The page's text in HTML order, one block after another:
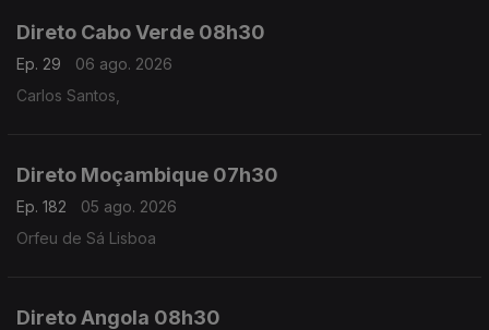
Direto Cabo Verde 08h30
Ep. 29
06 ago. 2026
Carlos Santos,
Direto Moçambique 07h30
Ep. 182
05 ago. 2026
Orfeu de Sá Lisboa
Direto Angola 08h30